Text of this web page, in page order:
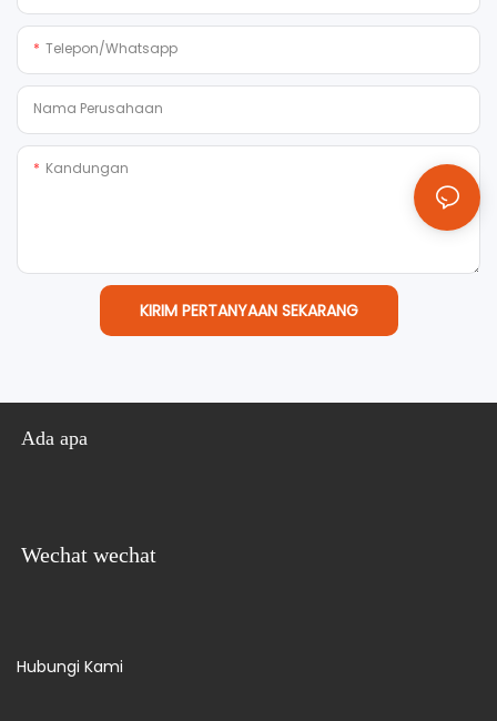
Telepon/whatsapp
Nama Perusahaan
Kandungan
KIRIM PERTANYAAN SEKARANG
Ada apa
Wechat wechat
Hubungi Kami